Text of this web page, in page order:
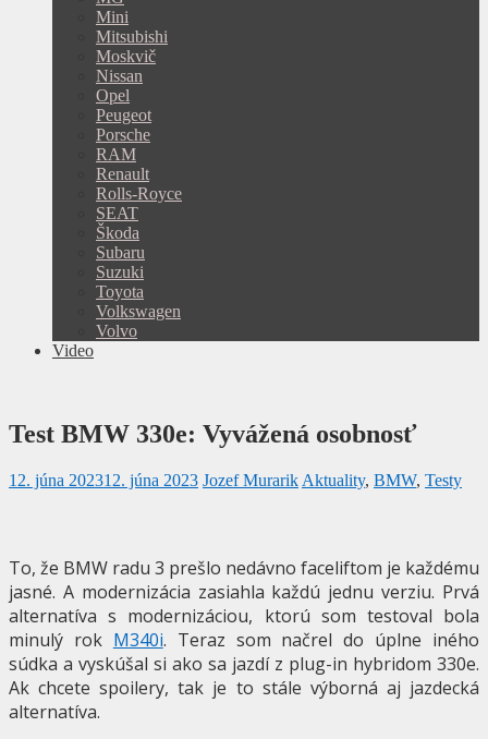
Mini
Mitsubishi
Moskvič
Nissan
Opel
Peugeot
Porsche
RAM
Renault
Rolls-Royce
SEAT
Škoda
Subaru
Suzuki
Toyota
Volkswagen
Volvo
Video
Test BMW 330e: Vyvážená osobnosť
12. júna 202312. júna 2023 Jozef Murarik Aktuality, BMW, Testy
To, že BMW radu 3 prešlo nedávno faceliftom je každému
jasné. A modernizácia zasiahla každú jednu verziu. Prvá
alternatíva s modernizáciou, ktorú som testoval bola
minulý rok M340i. Teraz som načrel do úplne iného
súdka a vyskúšal si ako sa jazdí z plug-in hybridom 330e.
Ak chcete spoilery, tak je to stále výborná aj jazdecká
alternatíva.